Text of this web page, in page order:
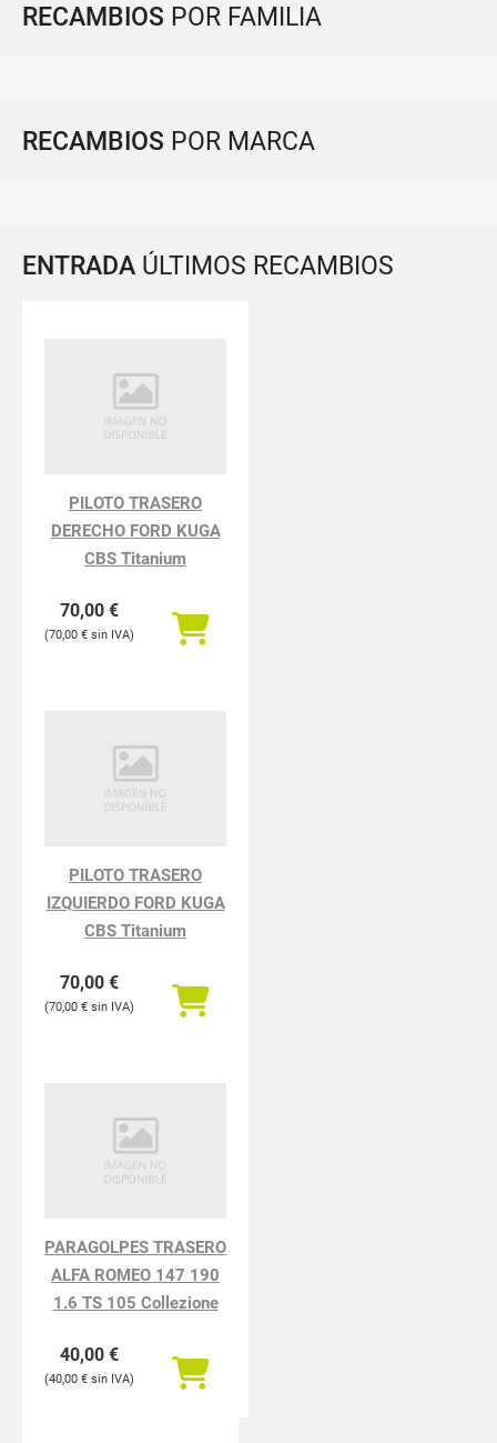
RECAMBIOS POR FAMILIA
RECAMBIOS POR MARCA
ENTRADA ÚLTIMOS RECAMBIOS
PILOTO TRASERO
DERECHO FORD KUGA
CBS Titanium
70,00 €
70,00 €
PILOTO TRASERO
IZQUIERDO FORD KUGA
CBS Titanium
70,00 €
70,00 €
PARAGOLPES TRASERO
ALFA ROMEO 147 190
1.6 TS 105 Collezione
40,00 €
40,00 €